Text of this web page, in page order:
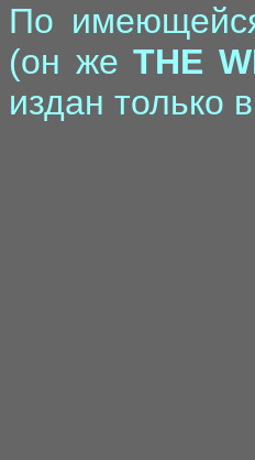
По
(он жеTHE
издан только